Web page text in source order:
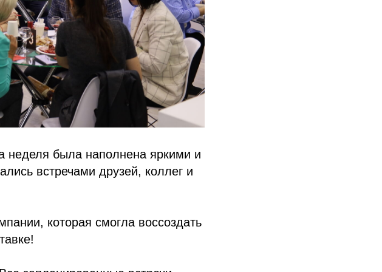
неделя была наполнена яркими и
встречами друзей, коллег и
которая смогла воссоздать